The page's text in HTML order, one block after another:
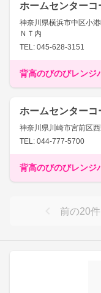
ホームセンター
神奈川県横浜市中区小
ＮＴ内
TEL: 045-628-3151
背高のびのびレンジ
ホームセンター
神奈川県川崎市宮前区
TEL: 044-777-5700
背高のびのびレンジ
前の20件